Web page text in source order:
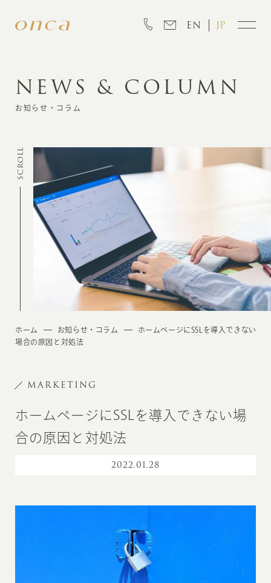
EN JP
INFORMATION
CREATION
MARKETING
NEWS & COLUMN
お知らせ・コラム
SCROLL
ホーム お知らせ・コラム
ホームページにSSLを導入できない
場合の原因と対処法
MARKETING
ホームページにSSLを導入できない場
合の原因と対処法
2022.01.28